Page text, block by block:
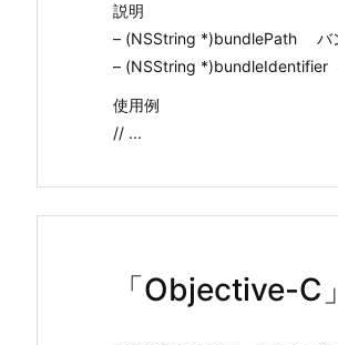
説明
– (NSString *)bundlePath バ
– (NSString *)bundleIdentifier
使用例
// ...
「Objective-